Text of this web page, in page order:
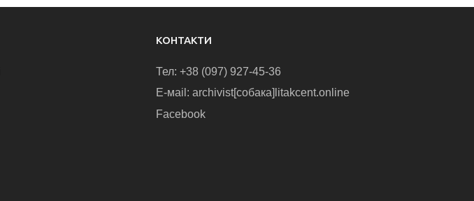
КОНТАКТИ
Тел: +38 (097) 927-45-36
E-маіl: archivist[собака]litakcent.online
Facebook